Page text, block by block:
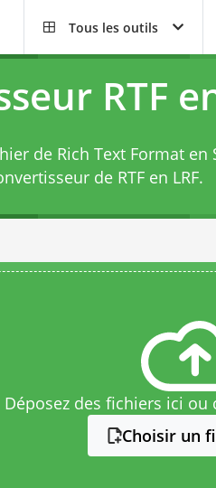
Tous les outils
RTF
de Rich Text Format en
de RTF en LRF.
Déposez des fichiers ici
Choisir un